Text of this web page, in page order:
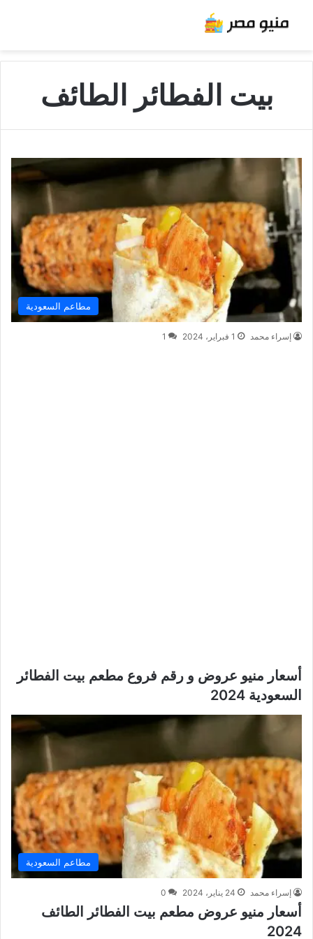
بيت الفطائر الطائف
مطاعم السعودية
إسراء محمد 1 فبراير، 2024 1
أسعار منيو عروض و رقم فروع مطعم بيت الفطائر
السعودية 2024
مطاعم السعودية
إسراء محمد 24 يناير، 2024 0
أسعار منيو عروض مطعم بيت الفطائر الطائف
2024